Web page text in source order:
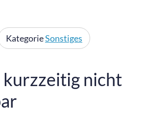
KategorieSonstiges
nicht